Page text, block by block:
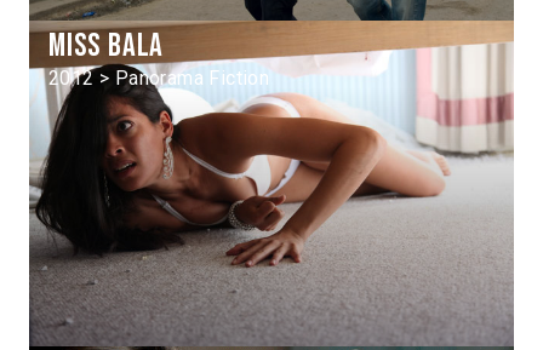
Miss Bala
2012 > Panorama Fiction